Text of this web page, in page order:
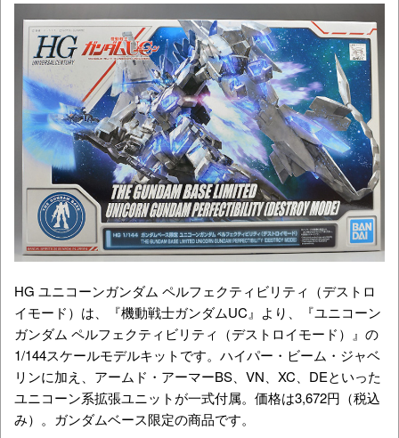
HG ユニコーンガンダム ペルフェクティビリティ（デストロ
イモード）は、『機動戦士ガンダムUC』より、『ユニコーン
ガンダム ペルフェクティビリティ（デストロイモード）』の
1/144スケールモデルキットです。ハイパー・ビーム・ジャベ
リンに加え、アームド・アーマーBS、VN、XC、DEといった
ユニコーン系拡張ユニットが一式付属。価格は3,672円（税込
み）。ガンダムベース限定の商品です。